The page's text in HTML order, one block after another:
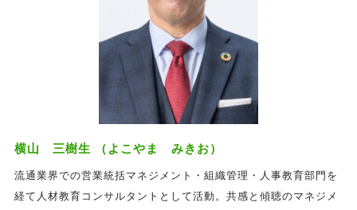
横山 三樹生 （よこやま みきお）
流通業界での営業統括マネジメント・組織管理・人事教育部門を
経て人材教育コンサルタントとして活動。共感と傾聴のマネジメ